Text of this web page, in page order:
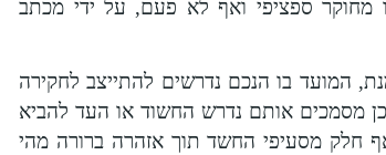
מחוקר ספציפי ואף לא פעם, על ידי מכתב
המועד בו הנכם נדרשים להתייצב לחקירה
מסמכים אותם נדרש החשוד או העד להביא
חלק מסעיפי החשד תוך אזהרה ברורה מהי